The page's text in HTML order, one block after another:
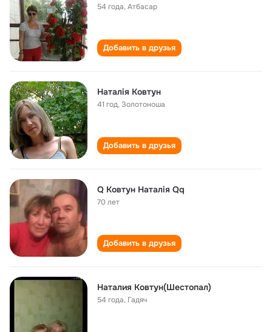
54 года,Атбасар
Добавить в друзья
Наталія Ковтун
41 год,Золотоноша
Добавить в друзья
Q Ковтун Наталія Qq
70 лет
Добавить в друзья
Наталия Ковтун(Шестопал)
54 года, Гадяч